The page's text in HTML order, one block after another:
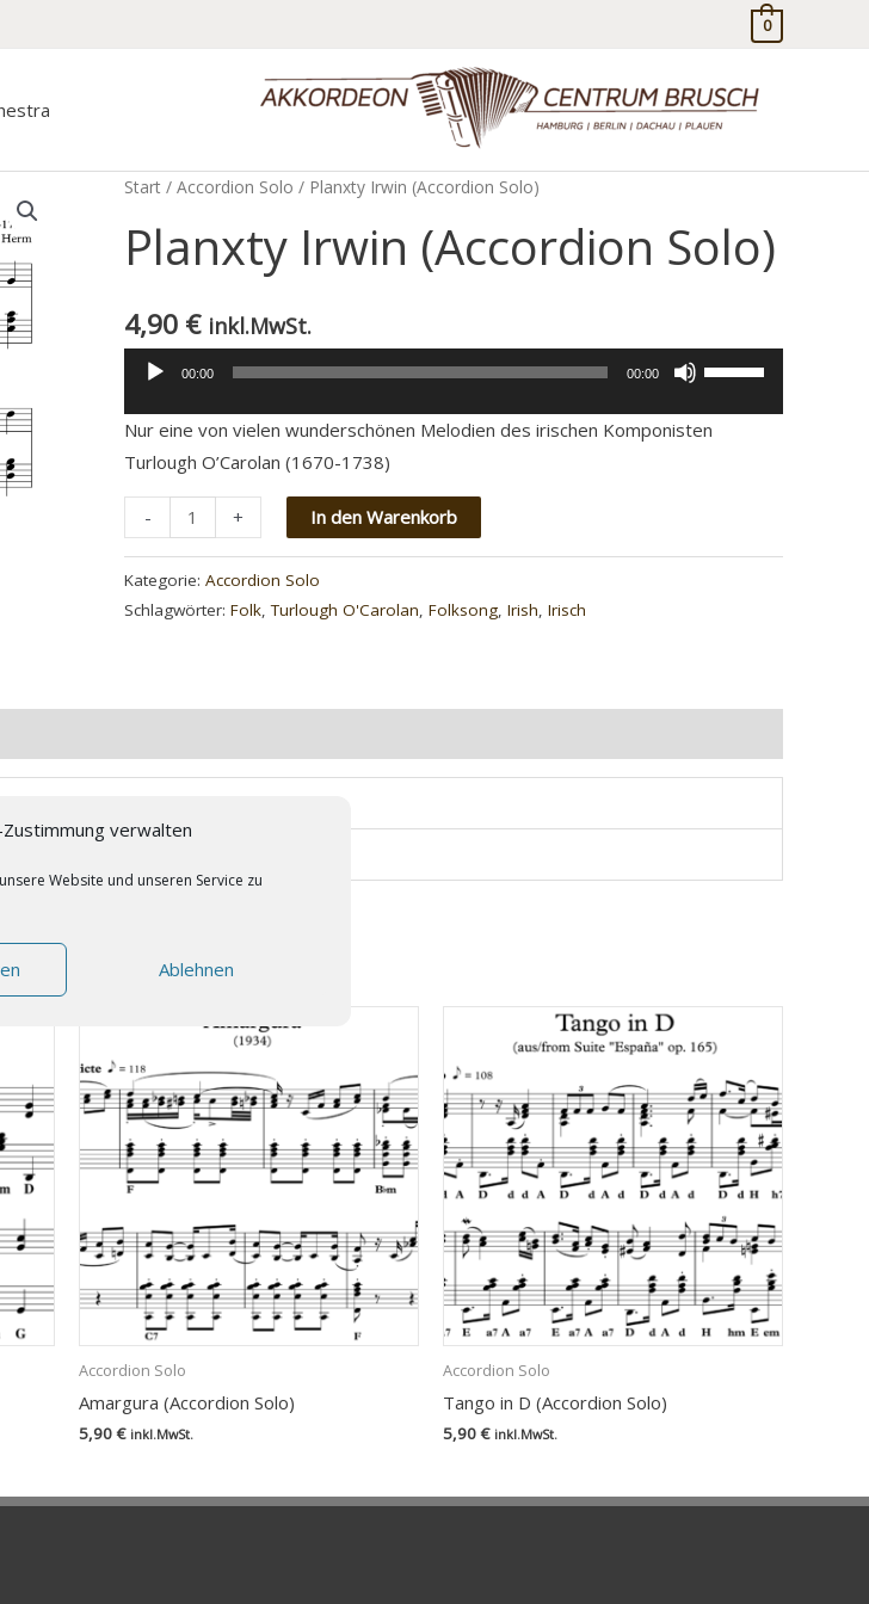
verwalten
Website und unseren Service zu
Ablehnen
0
Start / Accordion Solo / Planxty Irwin (Accordion Solo)
Planxty Irwin (Accordion Solo)
4,90 € inkl.MwSt.
Audio-
Player
00:00 00:00
Pfeiltasten
benutzen,
zu
Nur eine von vielen wunderschönen Melodien des irischen Komponisten
Turlough O’Carolan (1670-1738)
Quantity
-
Irwin
(Accordion
Solo)
Quantity
+ In den Warenkorb
Kategorie: Accordion Solo
Schlagwörter: Folk ,Turlough O'Carolan Folksong Irish Irisch
Accordion Solo
Amargura (Accordion Solo)
5,90€ inkl.MwSt.
Accordion Solo
Tango in D (Accordion Solo)
5,90€ inkl.MwSt.